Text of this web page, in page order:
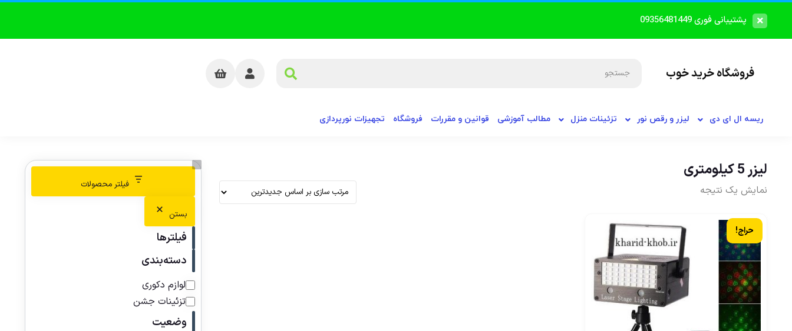
پشتیبانی فوری 09356481449
فروشگاه خرید خوب
ریسه ال ای دی لیزر و رقص نور تزئینات منزل مطالب آموزشی قوانین و مقررات فروشگاه تجهیزات نورپردازی
لیزر 5 کیلومتری
نمایش یک نتیجه
حراج!
فیلتر محصولات
بستن
فیلترها
دسته‌بندی
لوازم دکوری
تزئینات جشن
وضعیت